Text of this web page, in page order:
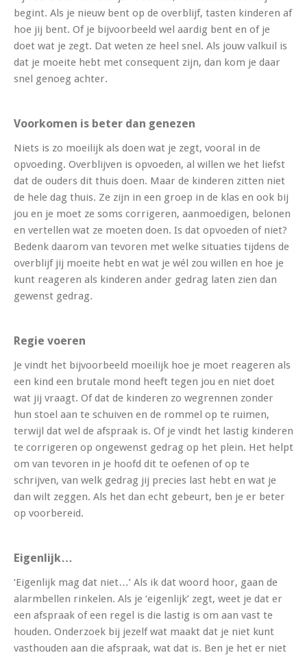
begint. Als je nieuw bent op de overblijf, tasten kinderen af
hoe jij bent. Of je bijvoorbeeld wel aardig bent en of je
doet wat je zegt. Dat weten ze heel snel. Als jouw valkuil is
dat je moeite hebt met consequent zijn, dan kom je daar
snel genoeg achter.
Voorkomen is beter dan genezen
Niets is zo moeilijk als doen wat je zegt, vooral in de
opvoeding. Overblijven is opvoeden, al willen we het liefst
dat de ouders dit thuis doen. Maar de kinderen zitten niet
de hele dag thuis. Ze zijn in een groep in de klas en ook bij
jou en je moet ze soms corrigeren, aanmoedigen, belonen
en vertellen wat ze moeten doen. Is dat opvoeden of niet?
Bedenk daarom van tevoren met welke situaties tijdens de
overblijf jij moeite hebt en wat je wél zou willen en hoe je
kunt reageren als kinderen ander gedrag laten zien dan
gewenst gedrag.
Regie voeren
Je vindt het bijvoorbeeld moeilijk hoe je moet reageren als
een kind een brutale mond heeft tegen jou en niet doet
wat jij vraagt. Of dat de kinderen zo wegrennen zonder
hun stoel aan te schuiven en de rommel op te ruimen,
terwijl dat wel de afspraak is. Of je vindt het lastig kinderen
te corrigeren op ongewenst gedrag op het plein. Het helpt
om van tevoren in je hoofd dit te oefenen of op te
schrijven, van welk gedrag jij precies last hebt en wat je
dan wilt zeggen. Als het dan echt gebeurt, ben je er beter
op voorbereid.
Eigenlijk…
‘Eigenlijk mag dat niet…’ Als ik dat woord hoor, gaan de
alarmbellen rinkelen. Als je ‘eigenlijk’ zegt, weet je dat er
een afspraak of een regel is die lastig is om aan vast te
houden. Onderzoek bij jezelf wat maakt dat je niet kunt
vasthouden aan die afspraak, wat dat is. Ben je het er niet